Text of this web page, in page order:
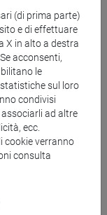
- Laurea
(di prima parte)
e di effettuare
X in alto a destra
acconsenti,
le
sul loro
condivisi
ad altre
ecc.
cookie verranno
consulta